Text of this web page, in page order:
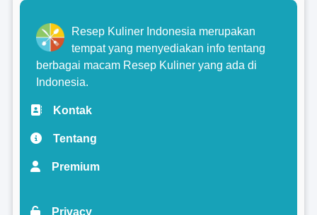
Resep Kuliner Indonesia merupakan
tempat yang menyediakan info tentang
berbagai macam Resep Kuliner yang ada di
Indonesia.
Kontak
Tentang
Premium
Privacy